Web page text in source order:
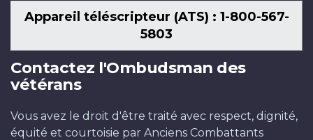
Appareil téléscripteur (ATS) : 1-800-567-
5803
Contactez l'Ombudsman des
vétérans
Vous avez le droit d'être traité avec respect, dignité,
équité et courtoisie par Anciens Combattants